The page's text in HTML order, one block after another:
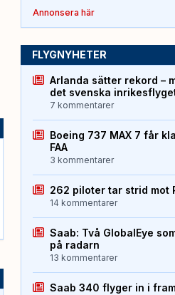
Annonsera här
FLYGNYHETER
Arlanda sätter rekord –
det svenska
7 kommentarer
Boeing 737 MAX 7 får
FAA
3 kommentarer
262 piloter tar strid mot
14 kommentarer
Saab: Två GlobalEye
på radarn
13 kommentarer
Saab 340 flyger in i